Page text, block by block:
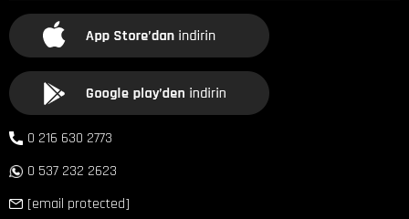
0 216 630 2773
0 537 232 2623
[email protected]